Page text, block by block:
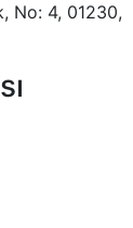
No: 4, 01230,